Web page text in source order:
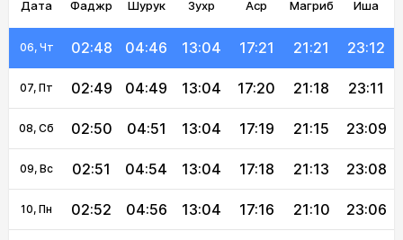
Дата Фаджр Шурук Зухр Аср Магриб Иша
05, Ср 02:46 04:44 13:04 17:23 21:23 23:14
06, Чт 02:48 04:46 13:04 17:21 21:21 23:12
07, Пт 02:49 04:49 13:04 17:20 21:18 23:11
08, Сб 02:50 04:51 13:04 17:19 21:15 23:09
09, Вс 02:51 04:54 13:04 17:18 21:13 23:08
10, Пн 02:52 04:56 13:04 17:16 21:10 23:06